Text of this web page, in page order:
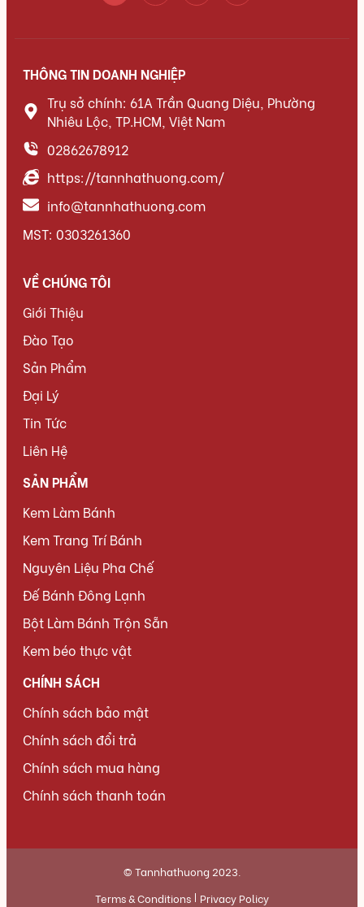
THÔNG TIN DOANH NGHIỆP
Trụ sở chính: 61A Trần Quang Diệu, Phường
Nhiêu Lộc, TP.HCM, Việt Nam
02862678912
https://tannhathuong.com/
info@tannhathuong.com
MST: 0303261360
VỀ CHÚNG TÔI
Giới Thiệu
Đào Tạo
Sản Phẩm
Đại Lý
Tin Tức
Liên Hệ
SẢN PHẨM
Kem Làm Bánh
Kem Trang Trí Bánh
Nguyên Liệu Pha Chế
Đế Bánh Đông Lạnh
Bột Làm Bánh Trộn Sẵn
Kem béo thực vật
CHÍNH SÁCH
Chính sách bảo mật
Chính sách đổi trả
Chính sách mua hàng
Chính sách thanh toán
© Tannhathuong 2023.
Terms & Conditions
Privacy Policy